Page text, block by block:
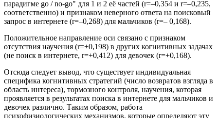
парадигме go / no-go" для 1 и 2 её частей (r=–0,354 и r=–0,235,
соответственно) и признаком неверного ответа на поисковый
запрос в интернете (r=–0,268) для мальчиков (r=– 0,168).
Положительное направление оси связано с признаком
отсутствия научения (r=+0,198) в других когнитивных задачах
(не поиск в интернете, r=+0,412) для девочек (r=+0,168).
Отсюда следует вывод, что существует индивидуальная
специфика когнитивных стратегий (число возвратов взгляда в
область интереса), тормозного контроля, научения, которая
проявляется в результатах поиска в интернете для мальчиков и
девочек различно. Таким образом, работа
психофизиологических механизмов, которые определяют эту